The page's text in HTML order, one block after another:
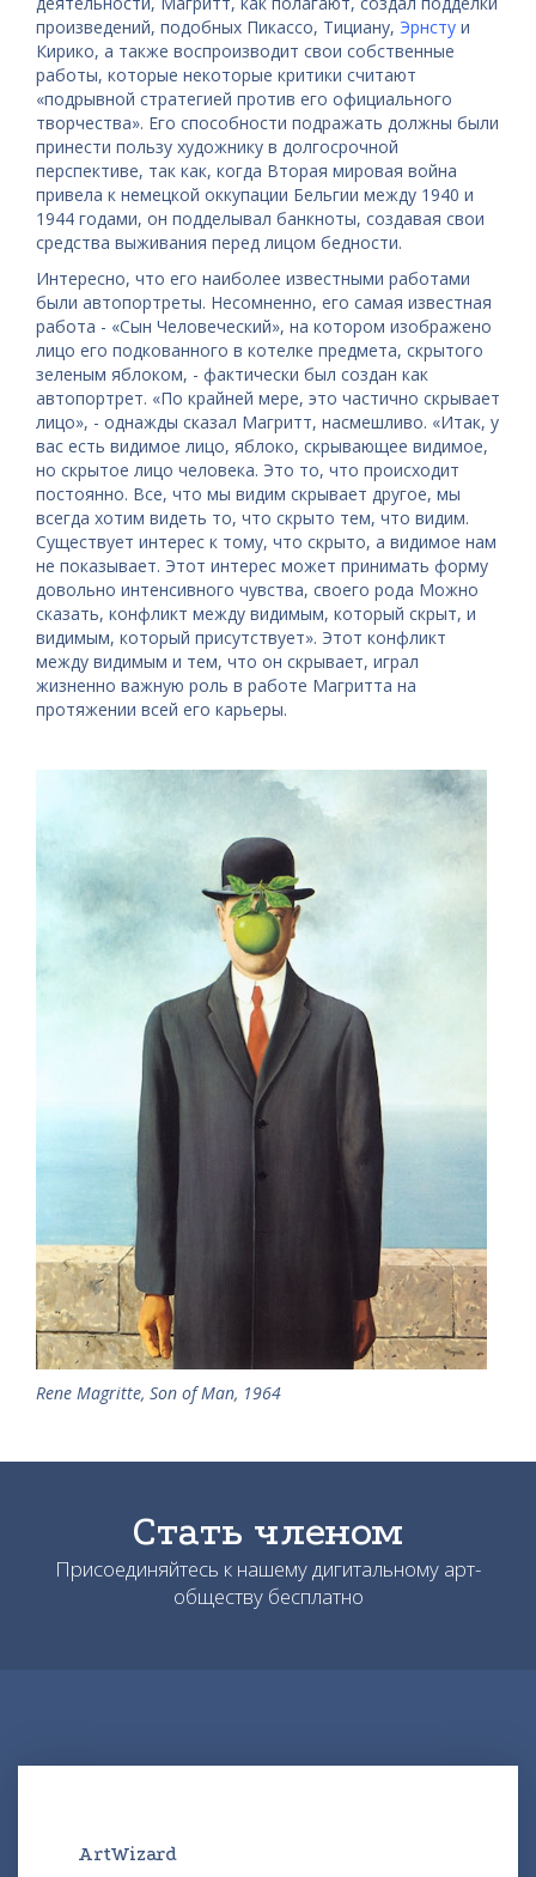
произведений, подобных Пикассо, Тициану, Эрнсту и
Кирико, а также воспроизводит свои собственные
работы, которые некоторые критики считают
«подрывной стратегией против его официального
творчества». Его способности подражать должны были
принести пользу художнику в долгосрочной
перспективе, так как, когда Вторая мировая война
привела к немецкой оккупации Бельгии между 1940 и
1944 годами, он подделывал банкноты, создавая свои
средства выживания перед лицом бедности.
Интересно, что его наиболее известными работами
были автопортреты. Несомненно, его самая известная
работа - «Сын Человеческий», на котором изображено
лицо его подкованного в котелке предмета, скрытого
зеленым яблоком, - фактически был создан как
автопортрет. «По крайней мере, это частично скрывает
лицо», - однажды сказал Магритт, насмешливо. «Итак, у
вас есть видимое лицо, яблоко, скрывающее видимое,
но скрытое лицо человека. Это то, что происходит
постоянно. Все, что мы видим скрывает другое, мы
всегда хотим видеть то, что скрыто тем, что видим.
Существует интерес к тому, что скрыто, а видимое нам
не показывает. Этот интерес может принимать форму
довольно интенсивного чувства, своего рода Можно
сказать, конфликт между видимым, который скрыт, и
видимым, который присутствует». Этот конфликт
между видимым и тем, что он скрывает, играл
жизненно важную роль в работе Магритта на
протяжении всей его карьеры.
Rene Magritte, Son of Man, 1964
Стать членом
Присоединяйтесь к нашему дигитальному арт-
обществу бесплатно
ArtWizard